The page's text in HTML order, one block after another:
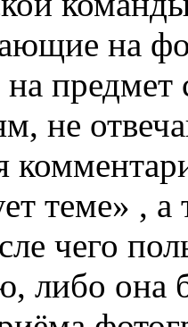
на
предмет
не
теме» ,
чего
либо она